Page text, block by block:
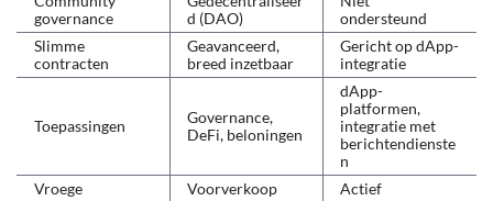
governance
d (DAO)
ondersteund
Slimme
contracten
Geavanceerd,
breed inzetbaar
Gericht op dApp-
integratie
Toepassingen
Governance,
DeFi, beloningen
dApp-
platformen,
integratie met
berichtendienste
n
Vroege
Voorverkoop
Actief